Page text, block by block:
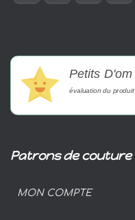
Petits D'om
évaluation du produit
Patrons de couture
MON COMPTE